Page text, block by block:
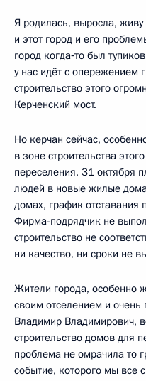
Я родилась, выросла,
и этот город и его
город когда‑то был
у нас идёт с опережением
строительство этого
Керченский мост.
Но керчан сейчас,
в зоне строительства
переселения. 31 октября
людей в новые жилые
домах, график отставания
Фирма-подрядчик не
строительство не
ни качество, ни сроки не
Жители города, особенно
своим отселением и очень
Владимир Владимирович,
строительство домов для
проблема не омрачила то
событие, которого мы все